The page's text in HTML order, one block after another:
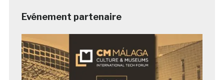
Evénement partenaire